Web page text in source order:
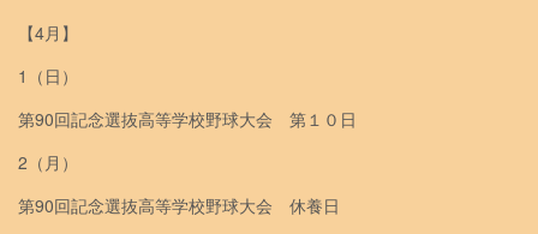
【4月】
1（日）
第90回記念選抜高等学校野球大会 第１０日
2（月）
第90回記念選抜高等学校野球大会 休養日